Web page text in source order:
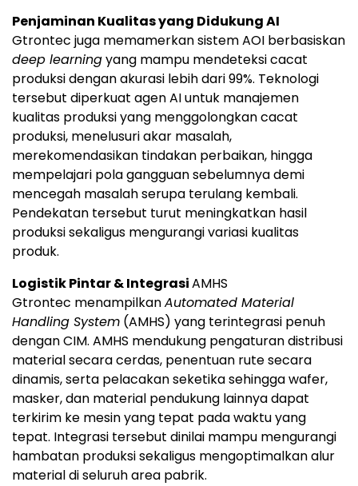
Penjaminan Kualitas yang Didukung AI
Gtrontec juga memamerkan sistem AOI berbasiskan
deep learningyang mampu mendeteksi cacat
produksi dengan akurasi lebih dari 99%. Teknologi
tersebut diperkuat agen AI untuk manajemen
kualitas produksi yang menggolongkan cacat
produksi, menelusuri akar masalah,
merekomendasikan tindakan perbaikan, hingga
mempelajari pola gangguan sebelumnya demi
mencegah masalah serupa terulang kembali.
Pendekatan tersebut turut meningkatkan hasil
produksi sekaligus mengurangi variasi kualitas
produk.
Logistik Pintar & IntegrasiAMHS
Gtrontec menampilkanAutomated Material
Handling System (AMHS) yang terintegrasi penuh
dengan CIM. AMHS mendukung pengaturan distribusi
material secara cerdas, penentuan rute secara
dinamis, serta pelacakan seketika sehingga wafer,
masker, dan material pendukung lainnya dapat
terkirim ke mesin yang tepat pada waktu yang
tepat. Integrasi tersebut dinilai mampu mengurangi
hambatan produksi sekaligus mengoptimalkan alur
material di seluruh area pabrik.